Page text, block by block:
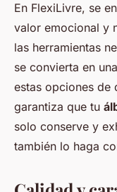
En FlexiLivre, se
valor emocional y
las herramientas
se convierta en
estas opciones de
garantiza que tu
solo conserve y
también lo haga